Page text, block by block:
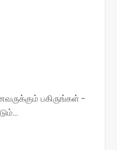
பகிருங்கள் -